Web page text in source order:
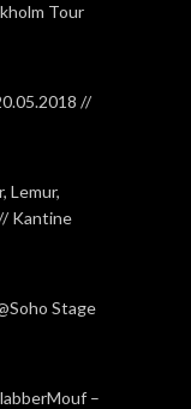
Tour
//
Lemur,
Kantine
Stage
–